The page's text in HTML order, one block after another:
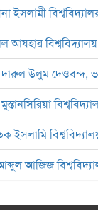
ইসলামী
আযহার
দারুল উলুম দেওবন্দ,
ইসলামি
আজিজ